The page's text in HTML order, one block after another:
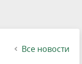
Все новости